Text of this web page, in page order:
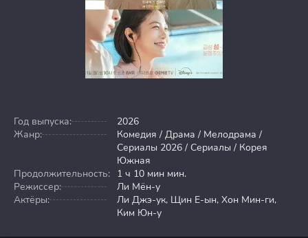
Год выпуска:
2026
Жанр:
Комедия / Драма / Мелодрама /
Сериалы 2026 / Сериалы / Корея
Южная
Продолжительность: 1 ч 10 мин мин.
Режиссер:
Ли Мён-у
Актёры:
Ли Джэ-ук, Щин Е-ын, Хон Мин-ги,
Ким Юн-у